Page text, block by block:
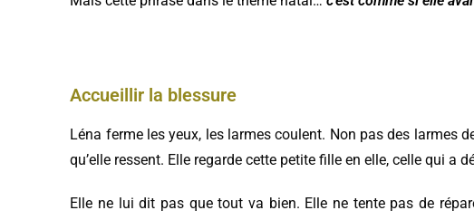
Accueillir la blessure
Léna ferme les yeux, les larmes coulent. Non pas des larmes
qu’elle ressent. Elle regarde cette petite fille en elle, celle qui a
Elle ne lui dit pas que tout va bien. Elle ne tente pas de